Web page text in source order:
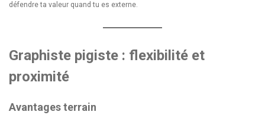
défendre ta valeur quand tu es externe.
Graphiste pigiste : flexibilité et
proximité
Avantages terrain